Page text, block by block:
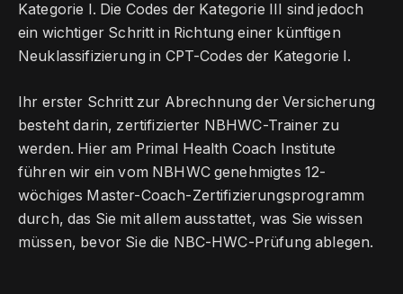
Kategorie I. Die Codes der Kategorie III sind jedoch
ein wichtiger Schritt in Richtung einer künftigen
Neuklassifizierung in CPT-Codes der Kategorie I.
Ihr erster Schritt zur Abrechnung der Versicherung
besteht darin, zertifizierter NBHWC-Trainer zu
werden. Hier am Primal Health Coach Institute
führen wir ein vom NBHWC genehmigtes 12-
wöchiges Master-Coach-Zertifizierungsprogramm
durch, das Sie mit allem ausstattet, was Sie wissen
müssen, bevor Sie die NBC-HWC-Prüfung ablegen.